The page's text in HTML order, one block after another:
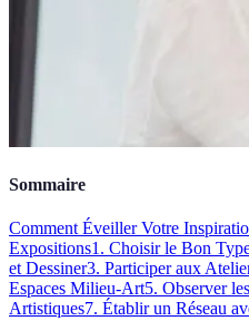
Sommaire
Comment Éveiller Votre
Expositions1. Choisir le Bon
et Dessiner3. Participer aux
Espaces Milieu-Art5. Observer
Artistiques7. Établir un Réseau